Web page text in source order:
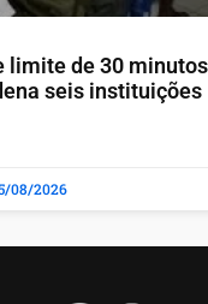
limite de 30
seis instituições
08/2026